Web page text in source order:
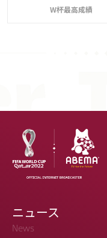
W杯最高成績
ニュース
News